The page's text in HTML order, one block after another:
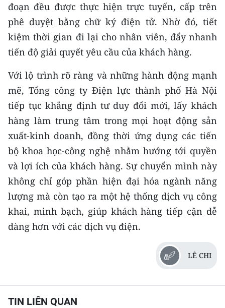
đoạn đều được thực hiện trực tuyến, cấp trên
phê duyệt bằng chữ ký điện tử. Nhờ đó, tiết
kiệm thời gian đi lại cho nhân viên, đẩy nhanh
tiến độ giải quyết yêu cầu của khách hàng.
Với lộ trình rõ ràng và những hành động mạnh
mẽ, Tổng công ty Điện lực thành phố Hà Nội
tiếp tục khẳng định tư duy đổi mới, lấy khách
hàng làm trung tâm trong mọi hoạt động sản
xuất-kinh doanh, đồng thời ứng dụng các tiến
bộ khoa học-công nghệ nhằm hướng tới quyền
và lợi ích của khách hàng. Sự chuyển mình này
không chỉ góp phần hiện đại hóa ngành năng
lượng mà còn tạo ra một hệ thống dịch vụ công
khai, minh bạch, giúp khách hàng tiếp cận dễ
dàng hơn với các dịch vụ điện.
LÊ CHI
TIN LIÊN QUAN